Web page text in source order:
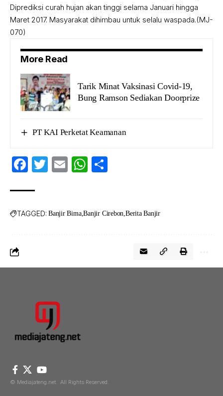
Diprediksi curah hujan akan tinggi selama Januari hingga
Maret 2017. Masyarakat dihimbau untuk selalu waspada.(MJ-
070)
More Read
Tarik Minat Vaksinasi Covid-19,
Bung Ramson Sediakan Doorprize
PT KAI Perketat Keamanan
Facebook
Twitter
EmailWhatsApp
TAGGED: Banjir Bima Banjir Cirebon Berita Banjir
© Mediajateng.net. All Rights Reserved.